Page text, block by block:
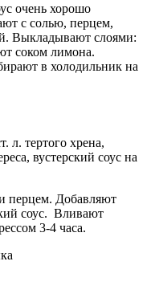
очень хорошо
с солью, перцем,
Выкладывают слоями:
соком лимона.
в холодильник на
л. тертого хрена,
вустерский соус на
перцем. Добавляют
соус. Вливают
3-4 часа.